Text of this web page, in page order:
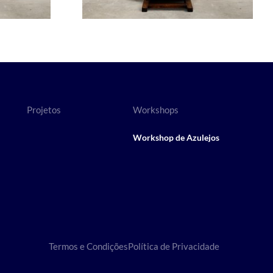
Projetos Workshops
Workshop de Azulejos
Termos e CondiçõesPolítica de Privacidade